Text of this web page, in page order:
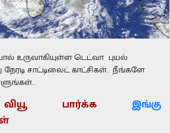
உருவாகியுள்ள டெட்வா புயல்
சாட்டிலைட் காட்சிகள்.. நீங்களே
வியூ பார்க்க இங்கு